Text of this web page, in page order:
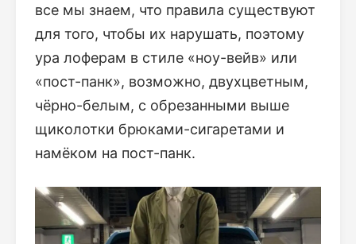
все мы знаем, что правила существуют
для того, чтобы их нарушать, поэтому
ура лоферам в стиле «ноу-вейв» или
«пост-панк», возможно, двухцветным,
чёрно-белым, с обрезанными выше
щиколотки брюками-сигаретами и
намёком на пост-панк.